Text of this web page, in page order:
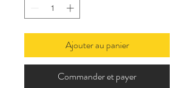
Ajouter au panier
Commander et payer